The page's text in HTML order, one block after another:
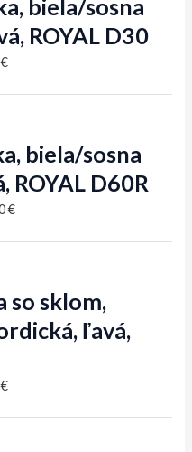
biela/sosna
ROYAL D30
€
biela/sosna
ROYAL D60R
€
so sklom,
ľavá,
€